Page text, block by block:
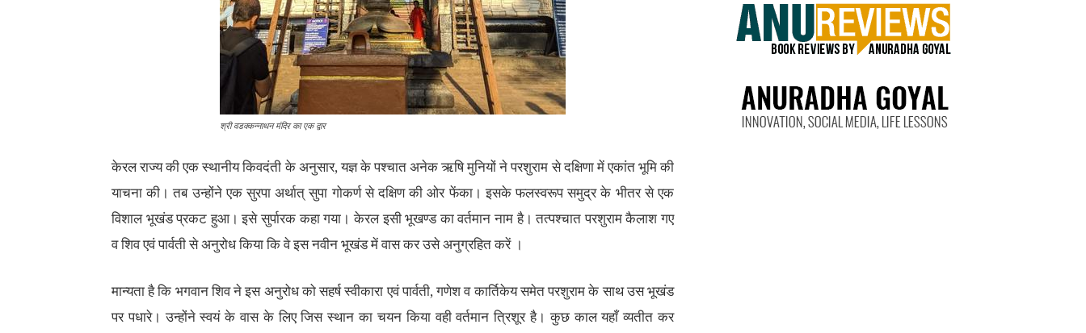
श्री वडक्कन्नाथन मंदिर का एक द्वार
केरल राज्य की एक स्थानीय किवदंती के अनुसार, यज्ञ के पश्चात अनेक ऋषि मुनियों ने परशुराम से दक्षिणा में एकांत भूमि की
याचना की। तब उन्होंने एक सुरपा अर्थात् सुपा गोकर्ण से दक्षिण की ओर फेंका। इसके फलस्वरूप समुद्र के भीतर से एक
विशाल भूखंड प्रकट हुआ। इसे सुर्पारक कहा गया। केरल इसी भूखण्ड का वर्तमान नाम है। तत्पश्चात परशुराम कैलाश गए
व शिव एवं पार्वती से अनुरोध किया कि वे इस नवीन भूखंड में वास कर उसे अनुग्रहित करें ।
मान्यता है कि भगवान शिव ने इस अनुरोध को सहर्ष स्वीकारा एवं पार्वती, गणेश व कार्तिकेय समेत परशुराम के साथ उस भूखंड
पर पधारे। उन्होंने स्वयं के वास के लिए जिस स्थान का चयन किया वही वर्तमान त्रिशूर है। कुछ काल यहाँ व्यतीत कर